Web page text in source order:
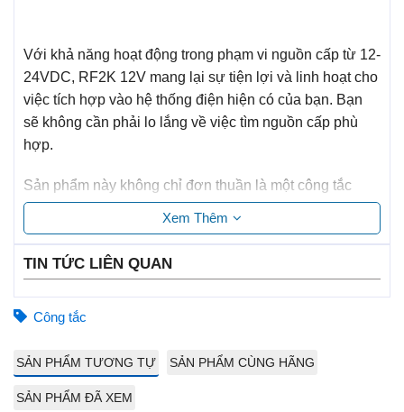
Với khả năng hoạt động trong phạm vi nguồn cấp từ 12-
24VDC, RF2K 12V mang lại sự tiện lợi và linh hoạt cho
việc tích hợp vào hệ thống điện hiện có của bạn. Bạn
sẽ không cần phải lo lắng về việc tìm nguồn cấp phù
hợp.
Sản phẩm này không chỉ đơn thuần là một công tắc
điều khiển từ xa thông thường, mà còn có khả năng học
lệnh từ remote điều khiển. Điều này mang lại sự tiện ích
và dễ dàng trong việc tích hợp và sử dụng.
Xem Thêm
TIN TỨC LIÊN QUAN
Công tắc
SẢN PHẨM TƯƠNG TỰ SẢN PHẨM CÙNG HÃNG
SẢN PHẨM ĐÃ XEM